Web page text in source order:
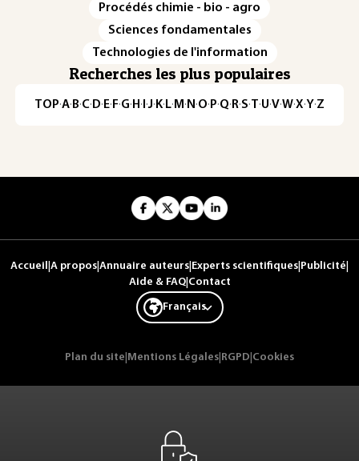
Procédés chimie - bio - agro
Sciences fondamentales
Technologies de l'information
Recherches les plus populaires
TOP·A·B·C· D· E· F·G· H · ·J· K· L· M · N ·O· P·Q· R·S·T·U·V·W·X·Y·Z
Accueil A propos Annuaire auteurs Experts scientifiques Publicité
Aide & FAQ| Contact
Français
Plan du site Mentions Légales RGPD Cookies